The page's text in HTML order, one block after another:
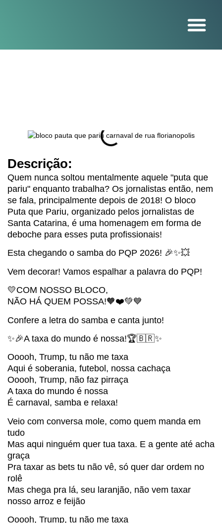
Descrição:
Quem nunca soltou mentalmente aquele "puta que
pariu" enquanto trabalha? Os jornalistas então, nem
se fala, principalmente depois de 2018! O bloco
Puta que Pariu, organizado pelos jornalistas de
Santa Catarina, é uma homenagem em forma de
deboche para esses puta profissionais!
Esta chegando o samba do PQP 2026! 🎉✨💥
Vem decorar! Vamos espalhar a palavra do PQP!
💛COM NOSSO BLOCO,
NÃO HÁ QUEM POSSA!🧡❤️💚💙
Confere a letra do samba e canta junto!
✨🎉A taxa do mundo é nossa!🏆🇧🇷✨
Ooooh, Trump, tu não me taxa
Aqui é soberania, futebol, nossa cachaça
Ooooh, Trump, não faz pirraça
A taxa do mundo é nossa
É carnaval, samba e relaxa!
Veio com conversa mole, como quem manda em
tudo
Mas aqui ninguém quer tua taxa. E a gente até acha
graça
Pra taxar as bets tu não vê, só quer dar ordem no
rolê
Mas chega pra lá, seu laranjão, não vem taxar
nosso arroz e feijão
Ooooh, Trump, tu não me taxa